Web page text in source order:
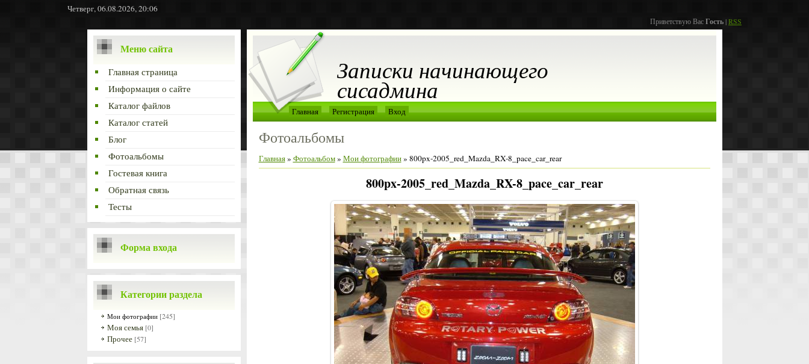
Четверг, 06.08.2026, 20:06
Приветствую ВасГость|RSS
Меню сайта
Главная страница
Информация о сайте
Каталог файлов
Каталог статей
Блог
Фотоальбомы
Гостевая книга
Обратная связь
Тесты
Форма входа
Категории раздела
Мои фотографии [245]
Моя семья [0]
Прочее [57]
Записки начинающего
сисадмина
Главная Регистрация Вход
Фотоальбомы
Главная» Фотоальбом» Мои фотографии» 800px-2005_red_Mazda_RX-8_pace_car_rear
800px-2005_red_Mazda_RX-8_pace_car_rear